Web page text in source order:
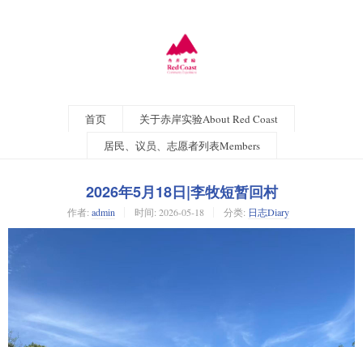
首页
关于赤岸实验About Red Coast
居民、议员、志愿者列表Members
2026年5月18日|李牧短暂回村
作者: admin 时间: 2026-05-18 分类: 日志Diary